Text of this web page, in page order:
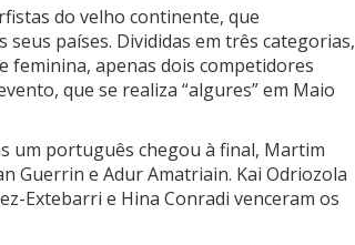
do velho continente, que
países. Divididas em três categorias,
feminina, apenas dois competidores
que se realiza “algures” em Maio
um português chegou à final, Martim
Guerrin e Adur Amatriain. Kai Odriozola
Extebarri e Hina Conradi venceram os